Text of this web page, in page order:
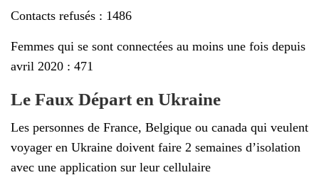
Contacts refusés : 1486
Femmes qui se sont connectées au moins une fois depuis
avril 2020 : 471
Le Faux Départ en Ukraine
Les personnes de France, Belgique ou canada qui veulent
voyager en Ukraine doivent faire 2 semaines d’isolation
avec une application sur leur cellulaire